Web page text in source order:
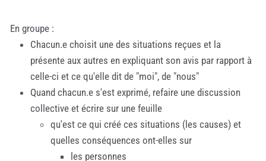
En groupe :
Chacun.e choisit une des situations reçues et la
présente aux autres en expliquant son avis par rapport à
celle-ci et ce qu'elle dit de "moi", de "nous"
Quand chacun.e s'est exprimé, refaire une discussion
collective et écrire sur une feuille
qu'est ce qui créé ces situations (les causes) et
quelles conséquences ont-elles sur
les personnes